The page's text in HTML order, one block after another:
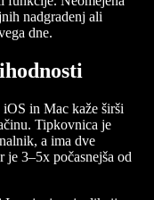
nadgradenj ali
dne.
iOS in Mac kaže širši
Tipkovnica je
a ima dve
3–5x počasnejša od